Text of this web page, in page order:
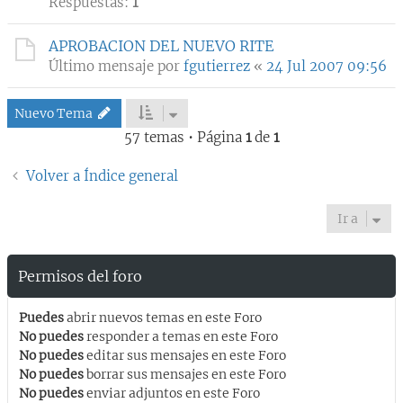
APROBACION DEL NUEVO RITE
Último mensaje por fgutierrez « 24 Jul 2007 09:56
Nuevo Tema
57 temas • Página 1de 1
Volver a Índice general
Ir a
Permisos del foro
Puedesabrir nuevos temas en este Foro
No puedesresponder a temas en este Foro
No puedeseditar sus mensajes en este Foro
No puedesborrar sus mensajes en este Foro
No puedesenviar adjuntos en este Foro